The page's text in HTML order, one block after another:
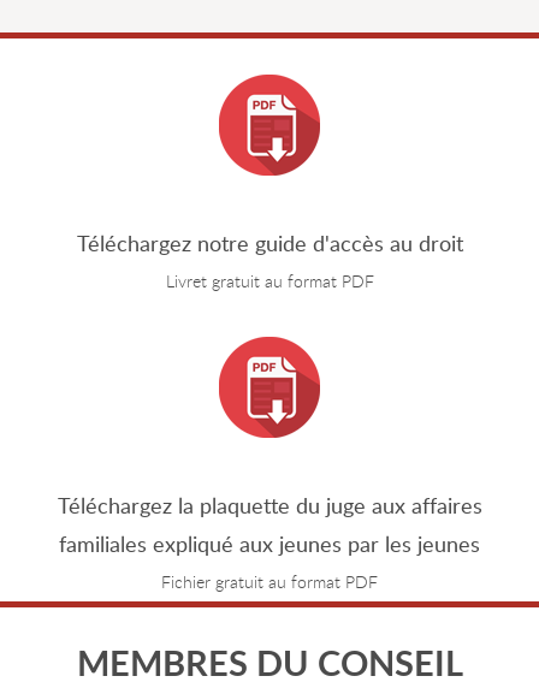
Téléchargez notre guide d'accès au droit
Livret gratuit au format PDF
Téléchargez la plaquette du juge aux affaires
familiales expliqué aux jeunes par les jeunes
Fichier gratuit au format PDF
MEMBRES DU CONSEIL